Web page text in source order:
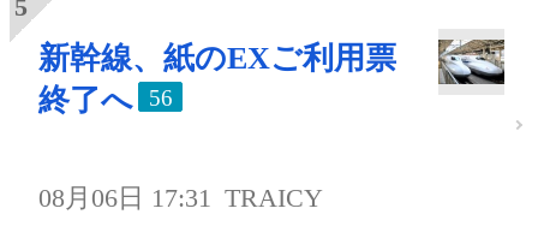
新幹線、紙のEXご利用票
終了へ
56
08月06日 17:31 TRAICY